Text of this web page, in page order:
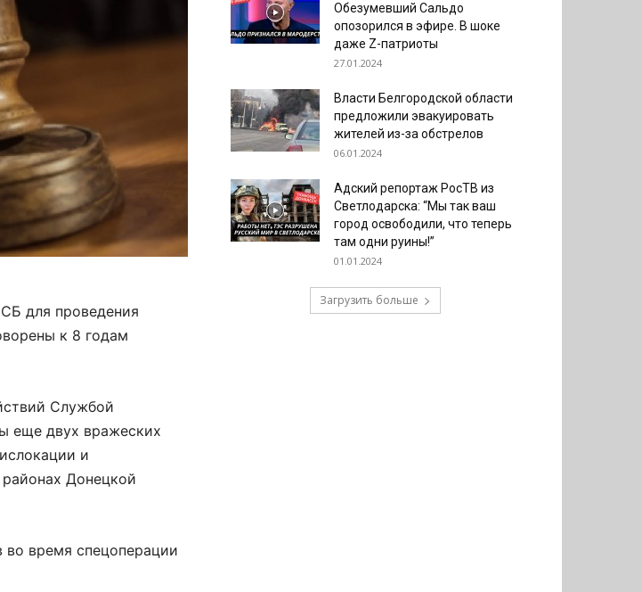
для проведения
к 8 годам
Службой
еще двух вражеских
и
Донецкой
во время спецоперации
Обезумевший Сальдо
опозорился в эфире. В шоке
даже Z-патриоты
27.01.2024
Власти Белгородской области
предложили эвакуировать
жителей из-за обстрелов
06.01.2024
Адский репортаж РосТВ из
Светлодарска: “Мы так ваш
город освободили, что теперь
там одни руины!”
01.01.2024
Загрузить больше